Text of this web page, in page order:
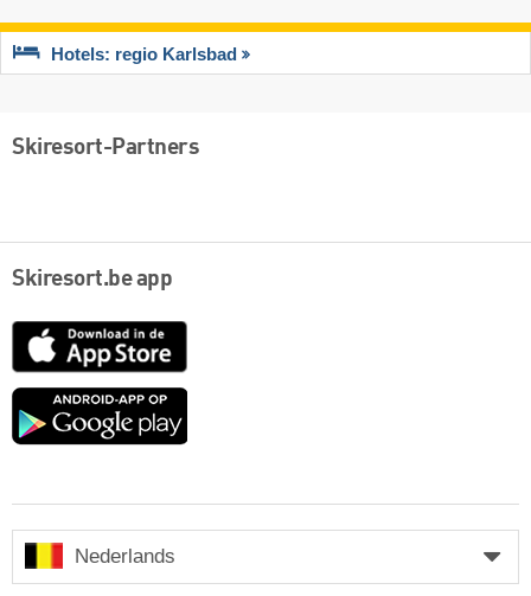
Hotels: regio Karlsbad
Skiresort-Partners
Skiresort.be app
App
Google
Nederlands